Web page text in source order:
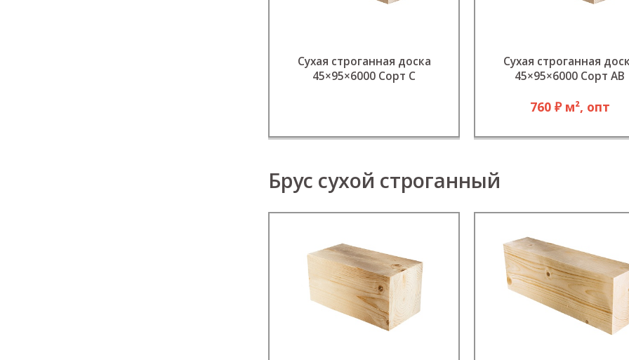
Сухая строганная доска
45×95×6000 Сорт C
Сухая строганная
45×95×6000 Сорт АВ
760 ₽ м², опт
Брус сухой строганный